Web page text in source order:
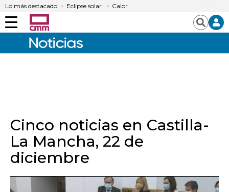
Lo más destacado Eclipse solar Calor
Menú Buscar
Cinco noticias en Castilla-
La Mancha, 22 de
diciembre